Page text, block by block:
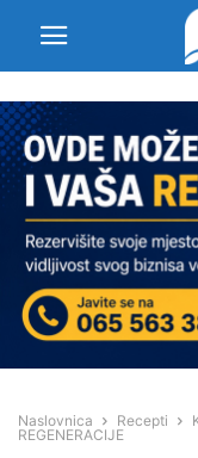
Naslovnica Recepti
REGENERACIJE